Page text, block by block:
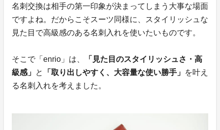
名刺交換は相手の第一印象が決まってしまう大事な場面
ですよね。だからこそスーツ同様に、スタイリッシュな
見た目で高級感のある名刺入れを使いたいものです。
そこで「enrio」は、
「見た目のスタイリッシュさ・高
級感」 と 「取り出しやすく、大容量な使い勝手」 を叶え
る名刺入れを考えました。